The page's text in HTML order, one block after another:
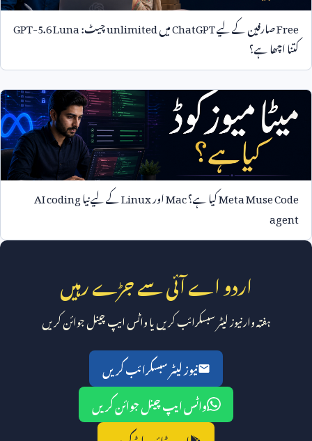
Freeصارفین کے لیےChatGPTمیںunlimitedچیٹ:GPT-5.6 Luna
کتنا اچھا ہے؟
Meta Muse Codeکیا ہے؟MacاورLinuxکے لیے نیاAI coding
agent
اردو اے آئی سے جڑے رہیں
ہفتہ وار نیوز لیٹر سبسکرائب کریں یا واٹس ایپ چینل جوائن کریں
نیوز لیٹر سبسکرائب کریں
واٹس ایپ چینل جوائن کریں